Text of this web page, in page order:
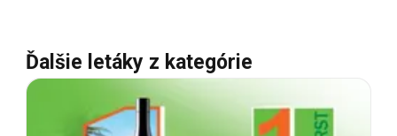
Ďalšie letáky z kategórie